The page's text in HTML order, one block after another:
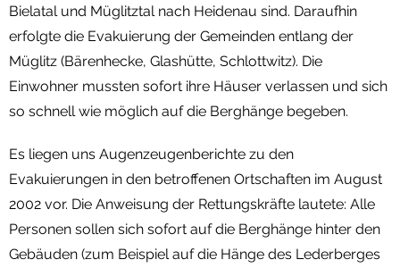
Bielatal und Müglitztal nach Heidenau sind. Daraufhin
erfolgte die Evakuierung der Gemeinden entlang der
Müglitz (Bärenhecke, Glashütte, Schlottwitz). Die
Einwohner mussten sofort ihre Häuser verlassen und sich
so schnell wie möglich auf die Berghänge begeben.
Es liegen uns Augenzeugenberichte zu den
Evakuierungen in den betroffenen Ortschaften im August
2002 vor. Die Anweisung der Rettungskräfte lautete: Alle
Personen sollen sich sofort auf die Berghänge hinter den
Gebäuden (zum Beispiel auf die Hänge des Lederberges